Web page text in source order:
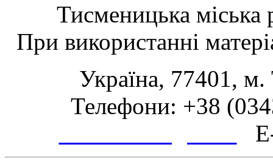
Тисменицька міська
При використанні
Україна, 77401,
Телефони: +38